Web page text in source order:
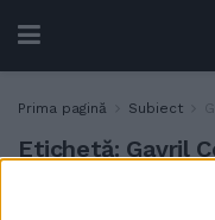
Prima pagină Subiect
Etichetă: Gavril